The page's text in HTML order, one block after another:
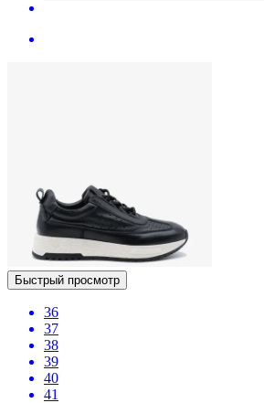
Быстрый просмотр
36
37
38
39
40
41